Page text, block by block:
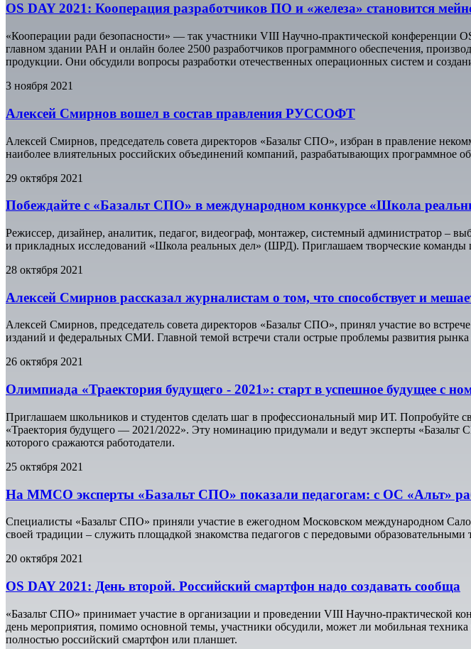
OS DAY 2021: Кооперация разработчиков ПО и «железа» становится
«Кооперации ради безопасности» — так участники VIII Научно-практической конференции
главном здании РАН и онлайн более 2500 разработчиков программного обеспечения,
продукции. Они обсудили вопросы разработки отечественных операционных систем и
3 ноября 2021
Алексей Смирнов вошел в состав правления РУССОФТ
Алексей Смирнов, председатель совета директоров «Базальт СПО», избран в правление
наиболее влиятельных российских объединений компаний, разрабатывающих программное
29 октября 2021
Побеждайте с «Базальт СПО» в международном конкурсе «Школа
Режиссер, дизайнер, аналитик, педагог, видеограф, монтажер, системный администратор –
и прикладных исследований «Школа реальных дел» (ШРД). Приглашаем творческие команды
28 октября 2021
Алексей Смирнов рассказал журналистам о том, что способствует и
Алексей Смирнов, председатель совета директоров «Базальт СПО», принял участие во
изданий и федеральных СМИ. Главной темой встречи стали острые проблемы развития рынка
26 октября 2021
Олимпиада «Траектория будущего - 2021»: старт в успешное будущее с
Приглашаем школьников и студентов сделать шаг в профессиональный мир ИТ.
«Траектория будущего — 2021/2022». Эту номинацию придумали и ведут эксперты
которого сражаются работодатели.
25 октября 2021
На ММСО эксперты «Базальт СПО» показали педагогам: с ОС «Альт»
Специалисты «Базальт СПО» приняли участие в ежегодном Московском международном
своей традиции – служить площадкой знакомства педагогов с передовыми образовательными
20 октября 2021
OS DAY 2021: День второй. Российский смартфон надо создавать сообща
«Базальт СПО» принимает участие в организации и проведении VIII Научно-практической
день мероприятия, помимо основной темы, участники обсудили, может ли мобильная
полностью российский смартфон или планшет.